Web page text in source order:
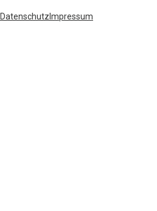
Datenschutz Impressum